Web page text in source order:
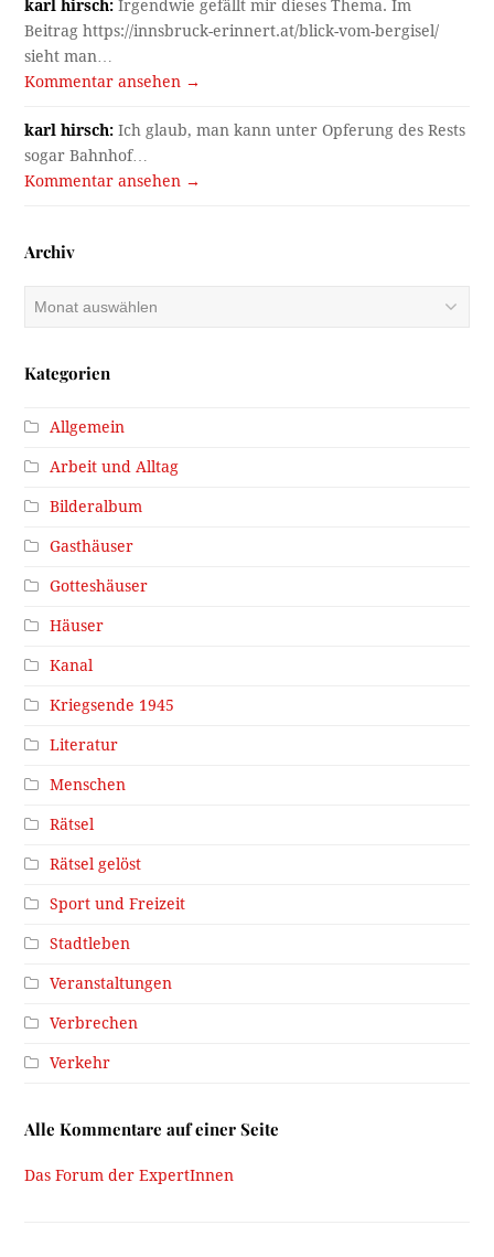
karl hirsch: Irgendwie gefällt mir dieses Thema. Im
Beitrag https://innsbruck-erinnert.at/blick-vom-bergisel/
sieht man…
Kommentar ansehen →
karl hirsch: Ich glaub, man kann unter Opferung des Rests
sogar Bahnhof…
Kommentar ansehen →
Archiv
Kategorien
Allgemein
Arbeit und Alltag
Bilderalbum
Gasthäuser
Gotteshäuser
Häuser
Kanal
Kriegsende 1945
Literatur
Menschen
Rätsel
Rätsel gelöst
Sport und Freizeit
Stadtleben
Veranstaltungen
Verbrechen
Verkehr
Alle Kommentare auf einer Seite
Das Forum der ExpertInnen